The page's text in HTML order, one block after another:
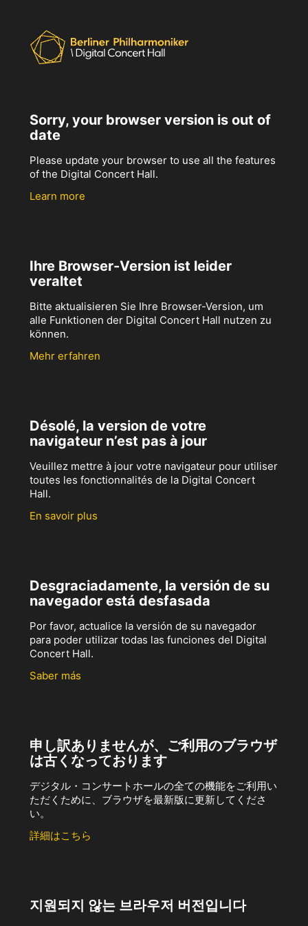
Sorry, your browser version is out of
date
Please update your browser to use all the features
of the Digital Concert Hall.
Learn more
Ihre Browser-Version ist leider
veraltet
Bitte aktualisieren Sie Ihre Browser-Version, um
alle Funktionen der Digital Concert Hall nutzen zu
können.
Mehr erfahren
Désolé, la version de votre
navigateur n’est pas à jour
Veuillez mettre à jour votre navigateur pour utiliser
toutes les fonctionnalités de la Digital Concert
Hall.
En savoir plus
Desgraciadamente, la versión de su
navegador está desfasada
Por favor, actualice la versión de su navegador
para poder utilizar todas las funciones del Digital
Concert Hall.
Saber más
申し訳ありませんが、ご利用のブラウザ
は古くなっております
デジタル・コンサートホールの全ての機能をご利用い
ただくために、ブラウザを最新版に更新してくださ
い。
詳細はこちら
지원되지 않는 브라우저 버전입니다